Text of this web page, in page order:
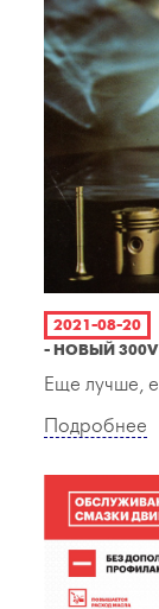
2021-08-20
- НОВЫЙ 300V
Еще лучше,
Подробнее